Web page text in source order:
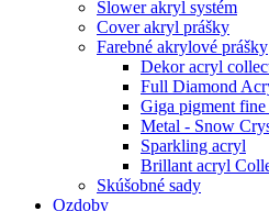
Slower akryl systém
Cover akryl prášky
Farebné akrylové prášky
Dekor acryl
Full Diamond
Giga pigment
Metal - Snow
Sparkling acryl
Brillant acryl
Skúšobné sady
Ozdoby